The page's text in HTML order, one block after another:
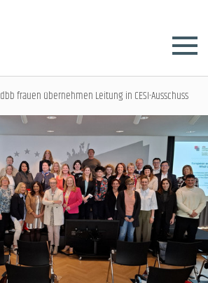
dbb frauen übernehmen Leitung in CESI-Ausschuss